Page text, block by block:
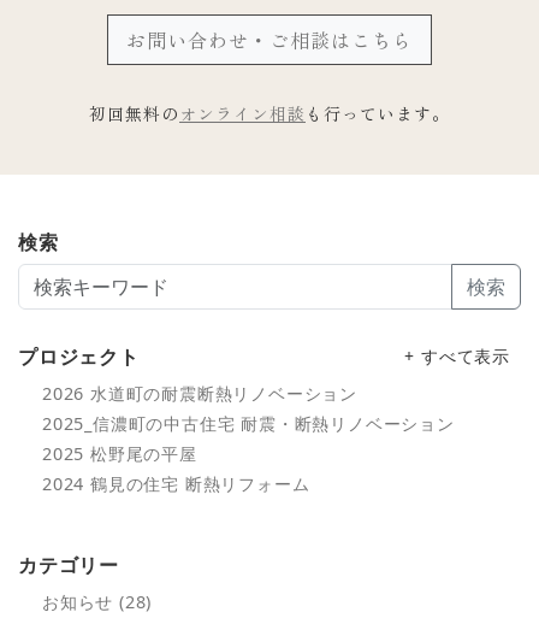
お問い合わせ・ご相談はこちら
初回無料の オンライン相談 も行っています。
検索
検索
プロジェクト
+ すべて表示
2026 水道町の耐震断熱リノベーション
2025_信濃町の中古住宅 耐震・断熱リノベーション
2025 松野尾の平屋
2024 鶴見の住宅 断熱リフォーム
カテゴリー
お知らせ (28)